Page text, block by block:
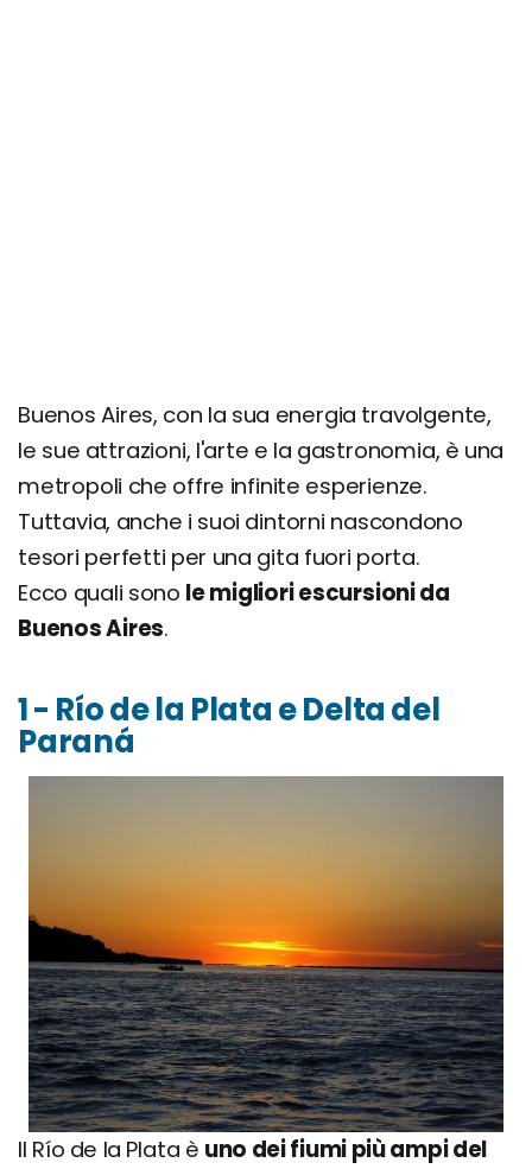
Buenos Aires, con la sua energia travolgente,
le sue attrazioni, l'arte e la gastronomia, è una
metropoli che offre infinite esperienze.
Tuttavia, anche i suoi dintorni nascondono
tesori perfetti per una gita fuori porta.
Ecco quali sono le migliori escursioni da
Buenos Aires.
1 - Río de la Plata e Delta del
Paraná
Il Río de la Plata è uno dei fiumi più ampi del